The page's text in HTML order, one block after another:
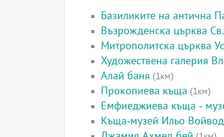
Базиликите на антична
Възрожденска църква
Митрополитска църква
Художествена галерия
Алай баня (1км)
Прокопиева къща (1км)
Емфиеджиева къща -
Къща-музей Ильо